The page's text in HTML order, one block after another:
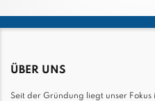
ÜBER UNS
Seit der Gründung liegt unser